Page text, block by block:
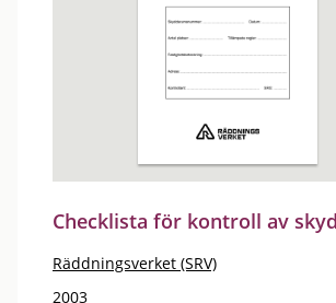
Checklista för kontroll av
Räddningsverket (SRV)
2003